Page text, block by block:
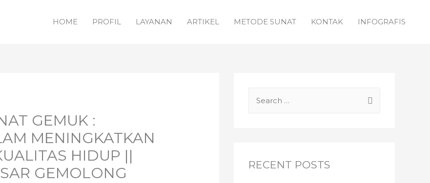
HOME PROFIL LAYANAN ARTIKEL METODE SUNAT KONTAK INFOGRAFIS
GEMUK :
MENINGKATKAN
HIDUP ||
GEMOLONG
h
RECENT POSTS